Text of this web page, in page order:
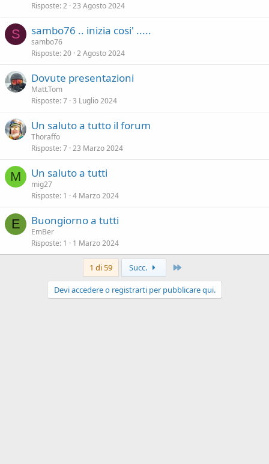
Risposte 2 23 Agosto 2024
S sambo76 .. inizia cosi' .....
sambo76
Risposte 20 2 Agosto 2024
Dovute presentazioni
Matt.Tom
Risposte 7 3 Luglio 2024
Un saluto a tutto il forum
Thoraffo
Risposte 7 23 Marzo 2024
M Un saluto a tutti
mig27
Risposte 1 4 Marzo 2024
E Buongiorno a tutti
EmBer
Risposte 1 1 Marzo 2024
1 di 59 Succ.
Devi accedere o registrarti per pubblicare qui.